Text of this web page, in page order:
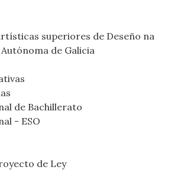
superiores de Deseño na
de Galicia
de Bachillerato
- ESO
de Ley